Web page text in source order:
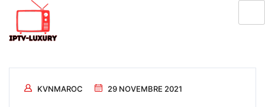
KVNMAROC 29 NOVEMBRE 2021